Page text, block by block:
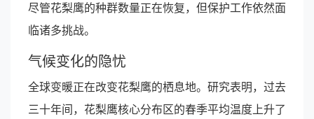
尽管花梨鹰的种群数量正在恢复，但保护工作依然面
临诸多挑战。
气候变化的隐忧
全球变暖正在改变花梨鹰的栖息地。研究表明，过去
三十年间，花梨鹰核心分布区的春季平均温度上升了